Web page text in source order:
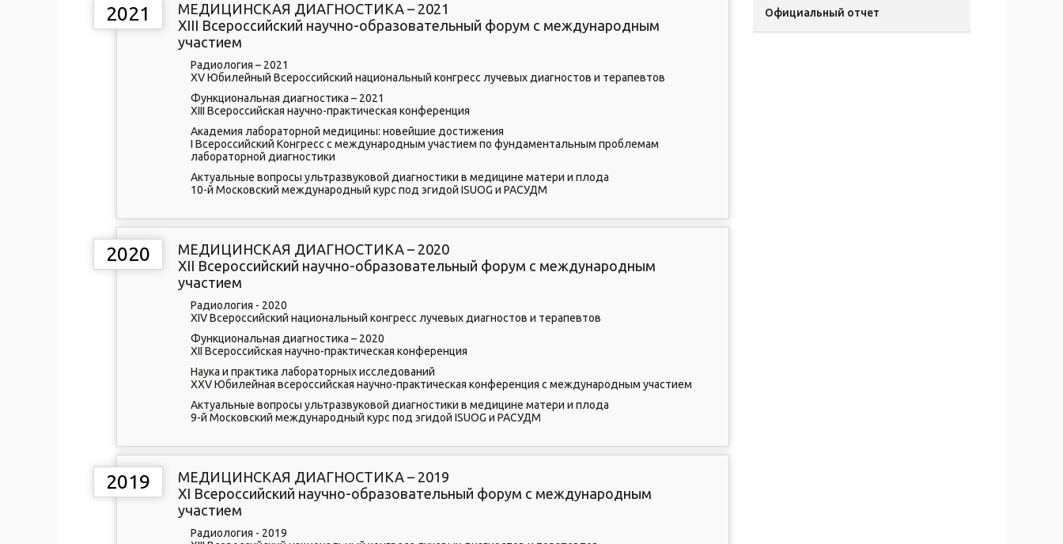
2021
МЕДИЦИНСКАЯ ДИАГНОСТИКА – 2021
XIII Всероссийский научно-образовательный форум с международным
участием
Радиология – 2021
XV Юбилейный Всероссийский национальный конгресс лучевых диагностов и терапевтов
Функциональная диагностика – 2021
XIII Всероссийская научно-практическая конференция
Академия лабораторной медицины: новейшие достижения
I Всероссийский Конгресс с международным участием по фундаментальным проблемам
лабораторной диагностики
Актуальные вопросы ультразвуковой диагностики в медицине матери и плода
10-й Московский международный курс под эгидой ISUOG и РАСУДМ
2020
МЕДИЦИНСКАЯ ДИАГНОСТИКА – 2020
XII Всероссийский научно-образовательный форум с международным
участием
Радиология - 2020
XIV Всероссийский национальный конгресс лучевых диагностов и терапевтов
Функциональная диагностика – 2020
XII Всероссийская научно-практическая конференция
Наука и практика лабораторных исследований
XXV Юбилейная всероссийская научно-практическая конференция с международным участием
Актуальные вопросы ультразвуковой диагностики в медицине матери и плода
9-й Московский международный курс под эгидой ISUOG и РАСУДМ
2019
МЕДИЦИНСКАЯ ДИАГНОСТИКА – 2019
XI Всероссийский научно-образовательный форум с международным
участием
Радиология - 2019
Официальный отчет